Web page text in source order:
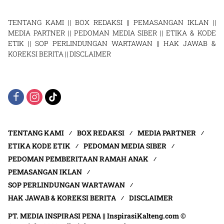
TENTANG KAMI || BOX REDAKSI || PEMASANGAN IKLAN ||
MEDIA PARTNER|| PEDOMAN MEDIA SIBER ||ETIKA & KODE
ETIK || SOP PERLINDUNGAN WARTAWAN || HAK JAWAB &
KOREKSI BERITA || DISCLAIMER
TENTANG KAMI BOX REDAKSI
MEDIA PARTNER
ETIKA KODE ETIK
PEDOMAN MEDIA SIBER
PEDOMAN PEMBERITAAN RAMAH ANAK
PEMASANGAN IKLAN
SOP PERLINDUNGAN WARTAWAN
HAK JAWAB & KOREKSI BERITA
DISCLAIMER
PT. MEDIA INSPIRASI PENA || InspirasiKalteng.com ©